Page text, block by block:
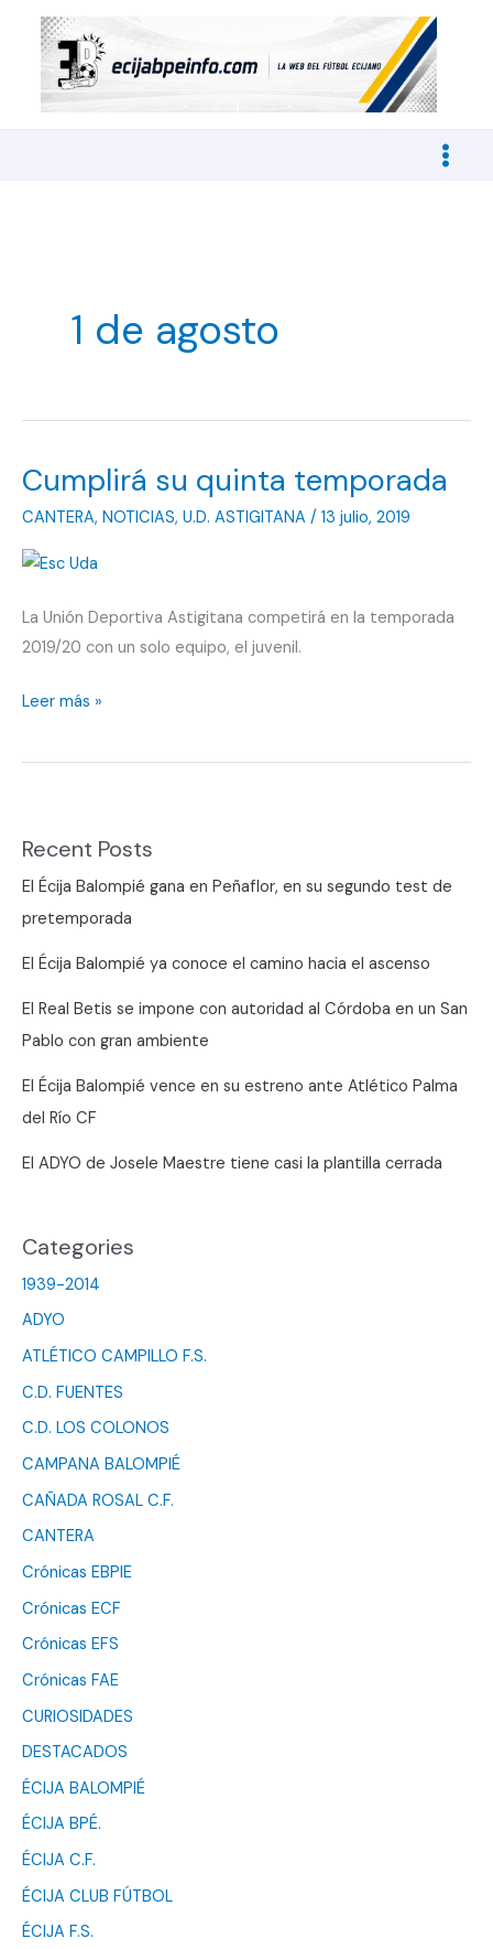
contenido
1 de agosto
Cumplirá su quinta temporada
CANTERA, NOTICIAS, U.D. ASTIGITANA / 13 julio, 2019
La Unión Deportiva Astigitana competirá en la temporada
2019/20 con un solo equipo, el juvenil.
Cumplirá
quinta
Leer más »
Recent Posts
El Écija Balompié gana en Peñaflor, en su segundo test de
pretemporada
El Écija Balompié ya conoce el camino hacia el ascenso
El Real Betis se impone con autoridad al Córdoba en un San
Pablo con gran ambiente
El Écija Balompié vence en su estreno ante Atlético Palma
del Río CF
El ADYO de Josele Maestre tiene casi la plantilla cerrada
Categories
1939-2014
ADYO
ATLÉTICO CAMPILLO F.S.
C.D. FUENTES
C.D. LOS COLONOS
CAMPANA BALOMPIÉ
CAÑADA ROSAL C.F.
CANTERA
Crónicas EBPIE
Crónicas ECF
Crónicas EFS
Crónicas FAE
CURIOSIDADES
DESTACADOS
ÉCIJA BALOMPIÉ
ÉCIJA BPÉ.
ÉCIJA C.F.
ÉCIJA CLUB FÚTBOL
ÉCIJA F.S.